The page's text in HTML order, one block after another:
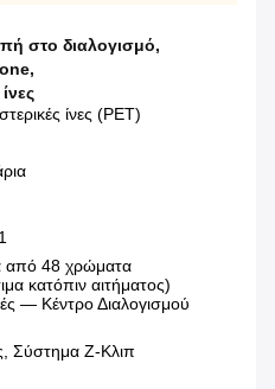
στο διαλογισμό,
,
ίνες (PET)
από 48 χρώματα
κατόπιν αιτήματος)
— Κέντρο Διαλογισμού
Σύστημα Ζ-Κλιπ